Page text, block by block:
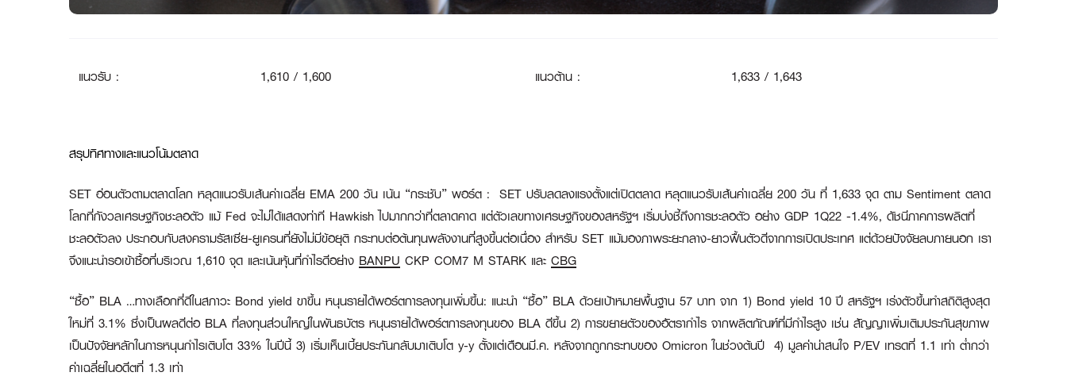
แนวรับ: 1,610 / 1,600 แนวต้าน : 1,633 / 1,643
สรุปทิศทางและแนวโน้มตลาด
SET อ่อนตัวตามตลาดโลก หลุดแนวรับเส้นค่าเฉลี่ย EMA 200 วัน เน้น “กระชับ” พอร์ต : SET ปรับลดลงแรงตั้งแต่เปิดตลาด หลุดแนวรับเส้นค่าเฉลี่ย 200 วัน ที่ 1,633 จุด ตาม Sentiment ตลาด
โลกที่กังวลเศรษฐกิจชะลอตัว แม้ Fed จะไม่ได้แสดงท่าที Hawkish ไปมากกว่าที่ตลาดคาด แต่ตัวเลขทางเศรษฐกิจของสหรัฐฯ เริ่มบ่งชี้ถึงการชะลอตัว อย่าง GDP 1Q22 -1.4%, ดัชนีภาคการผลิตที่
ชะลอตัวลง ประกอบกับสงครามรัสเซีย-ยูเครนที่ยังไม่มีข้อยุติ กระทบต่อต้นทุนพลังงานที่สูงขึ้นต่อเนื่อง สำหรับ SET แม้มองภาพระยะกลาง-ยาวฟื้นตัวดีจากการเปิดประเทศ แต่ด้วยปัจจัยลบภายนอก เรา
จึงแนะนำรอเข้าซื้อที่บริเวณ 1,610 จุด และเน้นหุ้นที่กำไรดีอย่าง BANPU CKP COM7 M STARK และ CBG
“ซื้อ” BLA …ทางเลือกที่ดีในสภาวะ Bond yield ขาขึ้น หนุนรายได้พอร์ตการลงทุนเพิ่มขึ้น: แนะนำ “ซื้อ” BLA ด้วยเป้าหมายพื้นฐาน 57 บาท จาก 1) Bond yield 10 ปี สหรัฐฯ เร่งตัวขึ้นทำสถิติสูงสุด
ใหม่ที่ 3.1% ซึ่งเป็นผลดีต่อ BLA ที่ลงทุนส่วนใหญ่ในพันธบัตร หนุนรายได้พอร์ตการลงทุนของ BLA ดีขึ้น 2) การขยายตัวของอัตรากำไร จากผลิตภัณฑ์ที่มีกำไรสูง เช่น สัญญาเพิ่มเติมประกันสุขภาพ
เป็นปัจจัยหลักในการหนุนกำไรเติบโต 33% ในปีนี้ 3) เริ่มเห็นเบี้ยประกันกลับมาเติบโต y-y ตั้งแต่เดือนมี.ค. หลังจากถูกกระทบของ Omicron ในช่วงต้นปี 4) มูลค่าน่าสนใจ P/EV เทรดที่ 1.1 เท่า ต่ำกว่า
ค่าเฉลี่ยในอดีตที่ 1.3 เท่า